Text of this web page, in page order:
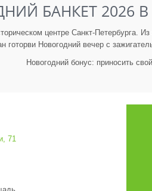
БАНКЕТ 2026 В
центре Санкт-Петербурга.
готорви Новогодний вечер с
Новогодний бонус: приносить
71